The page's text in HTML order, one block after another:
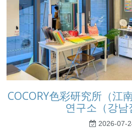
COCORY色彩研究所（江
연구소（강남
2026-07-